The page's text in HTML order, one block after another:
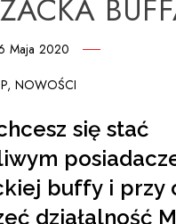
Maja 2020
,NOWOŚCI
się stać
buffy i przy
działalność